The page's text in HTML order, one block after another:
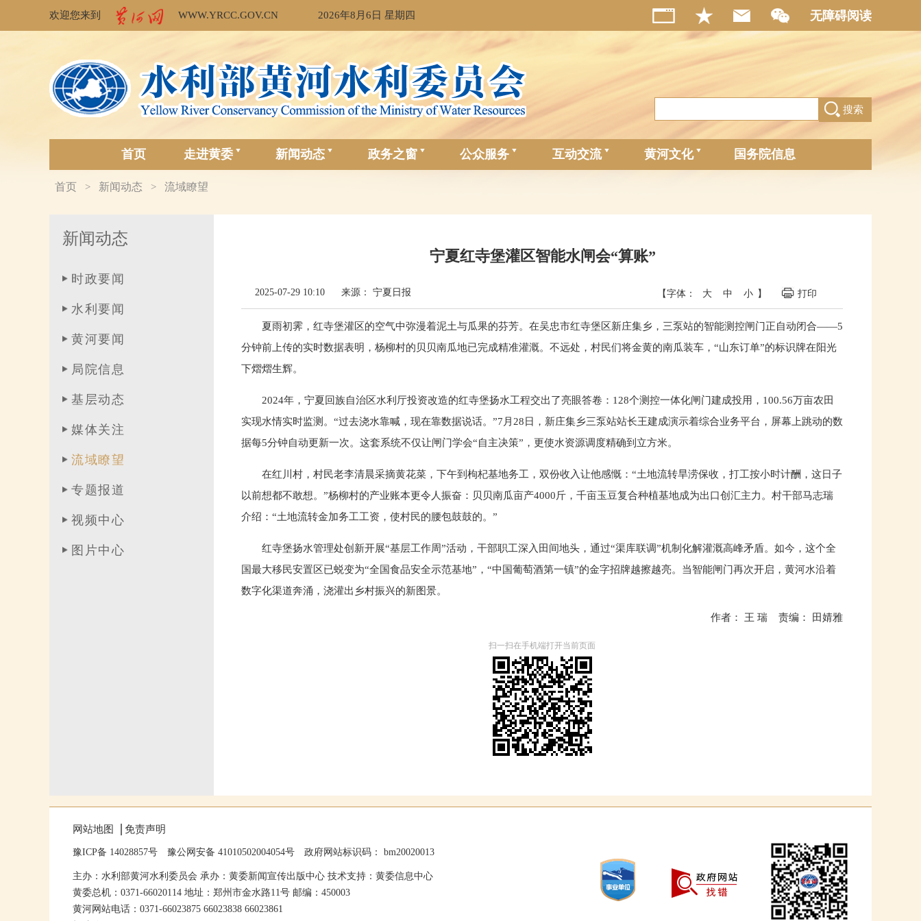
欢迎您来到 WWW.YRCC.GOV.CN 2026年8月6日 星期四 无障碍阅读
搜索
首页 走进黄委 新闻动态 政务之窗 公众服务 互动交流 黄河文化 国务院信息
首页 > 新闻动态 > 流域瞭望
新闻动态
时政要闻
水利要闻
黄河要闻
局院信息
基层动态
媒体关注
流域瞭望
专题报道
视频中心
图片中心
宁夏红寺堡灌区智能水闸会“算账”
【字体： 大 中 小 】 打印
2025-07-29 10:10 来源： 宁夏日报
夏雨初霁，红寺堡灌区的空气中弥漫着泥土与瓜果的芬芳。在吴忠市红寺堡区新庄集乡，三泵站的智能测控闸门正自动闭合——5
分钟前上传的实时数据表明，杨柳村的贝贝南瓜地已完成精准灌溉。不远处，村民们将金黄的南瓜装车，“山东订单”的标识牌在阳光
下熠熠生辉。
2024年，宁夏回族自治区水利厅投资改造的红寺堡扬水工程交出了亮眼答卷：128个测控一体化闸门建成投用，100.56万亩农田
实现水情实时监测。“过去浇水靠喊，现在靠数据说话。”7月28日，新庄集乡三泵站站长王建成演示着综合业务平台，屏幕上跳动的数
据每5分钟自动更新一次。这套系统不仅让闸门学会“自主决策”，更使水资源调度精确到立方米。
在红川村，村民老李清晨采摘黄花菜，下午到枸杞基地务工，双份收入让他感慨：“土地流转旱涝保收，打工按小时计酬，这日子
以前想都不敢想。”杨柳村的产业账本更令人振奋：贝贝南瓜亩产4000斤，千亩玉豆复合种植基地成为出口创汇主力。村干部马志瑞
介绍：“土地流转金加务工工资，使村民的腰包鼓鼓的。”
红寺堡扬水管理处创新开展“基层工作周”活动，干部职工深入田间地头，通过“渠库联调”机制化解灌溉高峰矛盾。如今，这个全
国最大移民安置区已蜕变为“全国食品安全示范基地”，“中国葡萄酒第一镇”的金字招牌越擦越亮。当智能闸门再次开启，黄河水沿着
数字化渠道奔涌，浇灌出乡村振兴的新图景。
作者： 王 瑞 责编： 田婧雅
扫一扫在手机端打开当前页面
网站地图 免责声明
豫ICP备 14028857号 豫公网安备 41010502004054号 政府网站标识码： bm20020013
主办：水利部黄河水利委员会 承办：黄委新闻宣传出版中心 技术支持：黄委信息中心
黄委总机：0371-66020114 地址：郑州市金水路11号 邮编：450003
黄河网站电话：0371-66023875 66023838 66023861